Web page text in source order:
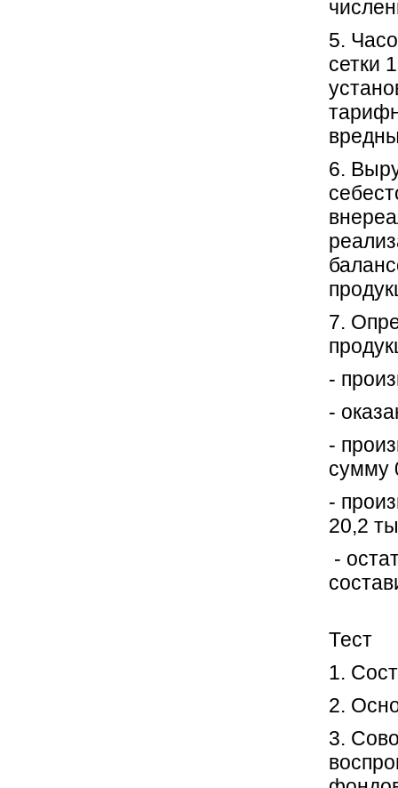
5.
сетки
6.
7.
-
-
-
сумму
-
20,2
-
Тест
1.
2.
3.